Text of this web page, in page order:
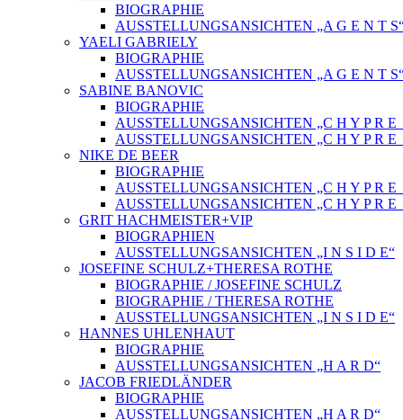
BIOGRAPHIE
AUSSTELLUNGSANSICHTEN „A G E N T
YAELI GABRIELY
BIOGRAPHIE
AUSSTELLUNGSANSICHTEN „A G E N T
SABINE BANOVIC
BIOGRAPHIE
AUSSTELLUNGSANSICHTEN „C H Y P R
AUSSTELLUNGSANSICHTEN „C H Y P R
NIKE DE BEER
BIOGRAPHIE
AUSSTELLUNGSANSICHTEN „C H Y P R
AUSSTELLUNGSANSICHTEN „C H Y P R
GRIT HACHMEISTER+VIP
BIOGRAPHIEN
AUSSTELLUNGSANSICHTEN „I N S I D E“
JOSEFINE SCHULZ+THERESA ROTHE
BIOGRAPHIE / JOSEFINE SCHULZ
BIOGRAPHIE / THERESA ROTHE
AUSSTELLUNGSANSICHTEN „I N S I D E“
HANNES UHLENHAUT
BIOGRAPHIE
AUSSTELLUNGSANSICHTEN „H A R D“
JACOB FRIEDLÄNDER
BIOGRAPHIE
AUSSTELLUNGSANSICHTEN „H A R D“